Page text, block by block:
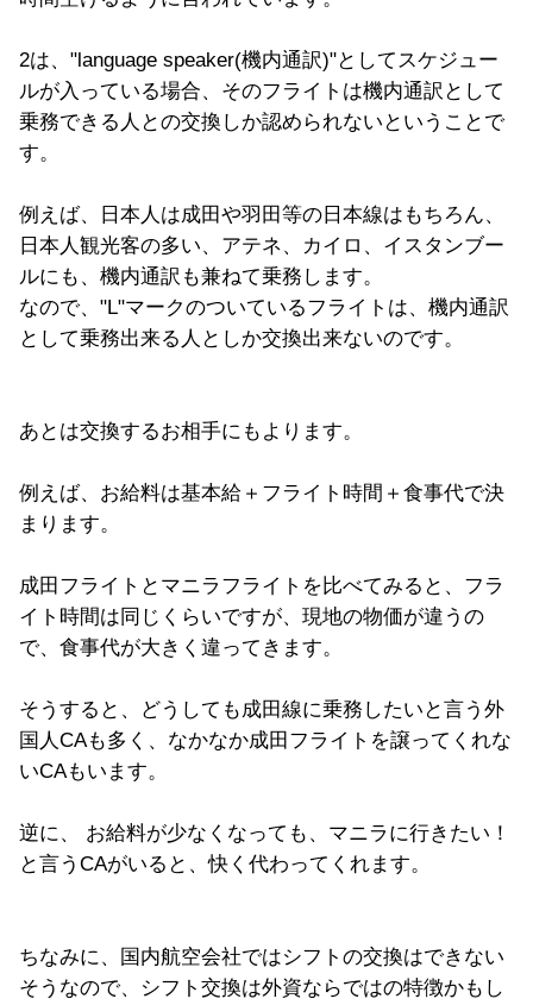
2は、"language speaker(機内通訳)"としてスケジュー
ルが入っている場合、そのフライトは機内通訳として
乗務できる人との交換しか認められないということで
す。
例えば、日本人は成田や羽田等の日本線はもちろん、
日本人観光客の多い、アテネ、カイロ、イスタンブー
ルにも、機内通訳も兼ねて乗務します。
なので、"L"マークのついているフライトは、機内通訳
として乗務出来る人としか交換出来ないのです。
あとは交換するお相手にもよります。
例えば、お給料は基本給＋フライト時間＋食事代で決
まります。
成田フライトとマニラフライトを比べてみると、フラ
イト時間は同じくらいですが、現地の物価が違うの
で、食事代が大きく違ってきます。
そうすると、どうしても成田線に乗務したいと言う外
国人CAも多く、なかなか成田フライトを譲ってくれな
いCAもいます。
逆に、 お給料が少なくなっても、マニラに行きたい！
と言うCAがいると、快く代わってくれます。
ちなみに、国内航空会社ではシフトの交換はできない
そうなので、シフト交換は外資ならではの特徴かもし